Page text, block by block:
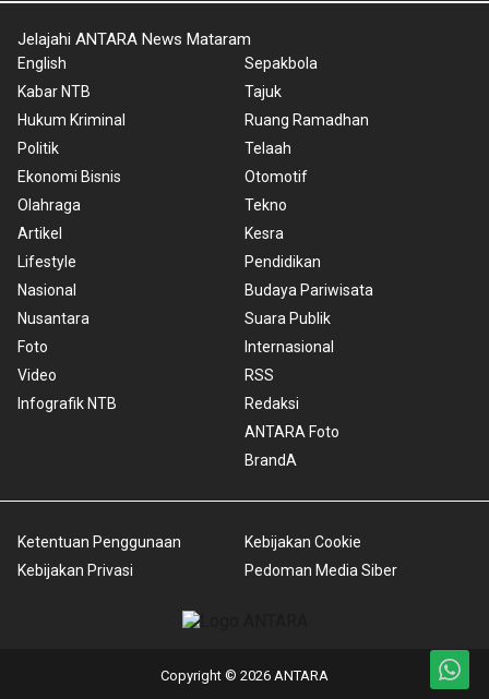
Jelajahi ANTARA News Mataram
English
Kabar NTB
Hukum Kriminal
Politik
Ekonomi Bisnis
Olahraga
Artikel
Lifestyle
Nasional
Nusantara
Foto
Video
Infografik NTB
Sepakbola
Tajuk
Ruang Ramadhan
Telaah
Otomotif
Tekno
Kesra
Pendidikan
Budaya Pariwisata
Suara Publik
Internasional
RSS
Redaksi
ANTARA Foto
BrandA
Ketentuan Penggunaan
Kebijakan Privasi
Kebijakan Cookie
Pedoman Media Siber
Copyright © 2026 ANTARA